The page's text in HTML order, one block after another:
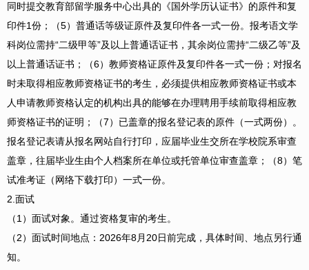
同时提交教育部留学服务中心出具的《国外学历认证书》的原件和复
印件1份；（5）普通话等级证原件及复印件各一式一份。报考语文学
科岗位需持“二级甲等”及以上普通话证书，其余岗位需持“二级乙等”及
以上普通话证书；（6）教师资格证原件及复印件各一式一份；对报名
时未取得相应教师资格证书的考生，必须提供相应教师资格证书或本
人申请教师资格认定的机构出具的能够在办理聘用手续前取得相应教
师资格证书的证明；（7）已盖章的报名登记表的原件（一式两份）。
报名登记表请从报名网站自行打印，应届毕业生交所在学校院系审查
盖章，往届毕业生由个人档案所在单位或托管单位审查盖章；（8）笔
试准考证（网络下载打印）一式一份。
2.面试
（1）面试对象。通过资格复审的考生。
（2）面试时间地点：2026年8月20日前完成，具体时间、地点另行通
知。